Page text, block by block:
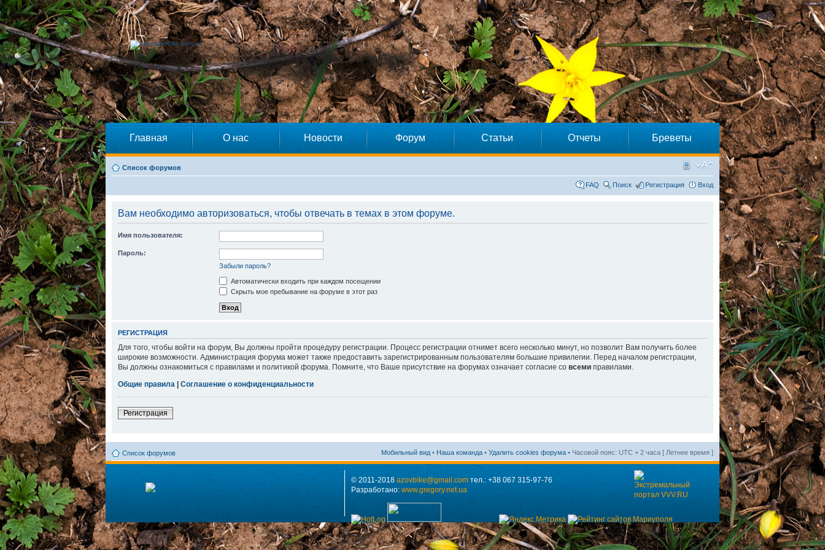
Главная О нас Новости Форум Статьи Отчеты Бреветы
Список форумов
FAQ Поиск Регистрация Вход
Вам необходимо авторизоваться, чтобы отвечать в темах в этом форуме.
Имя пользователя:
Пароль:
Забыли пароль?
Автоматически входить при каждом посещении
Скрыть мое пребывание на форуме в этот раз
РЕГИСТРАЦИЯ
Для того, чтобы войти на форум, Вы должны пройти процедуру регистрации. Процесс регистрации отнимет всего несколько минут, но позволит Вам получить более
широкие возможности. Администрация форума может также предоставить зарегистрированным пользователям большие привилегии. Перед началом регистрации,
Вы должны ознакомиться с правилами и политикой форума. Помните, что Ваше присутствие на форумах означает согласие со всеми правилами.
Общие правила | Соглашение о конфиденциальности
Регистрация
Список форумов Мобильный вид • Наша команда • Удалить cookies форума • Часовой пояс: UTC + 2 часа [ Летнее время ]
© 2011-2018 azovbike@gmail.com тел.: +38 067 315-97-76
Разработано: www.gregory.net.ua